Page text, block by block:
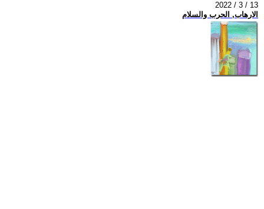
2022 / 3 / 13
الارهاب, الحرب والسلام